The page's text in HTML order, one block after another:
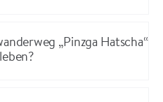
„Pinzga Hatscha“